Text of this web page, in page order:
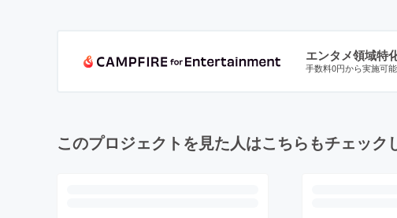
エンタメ領域特
手数料0円から実施可
このプロジェクトを見た人はこちらもチェック